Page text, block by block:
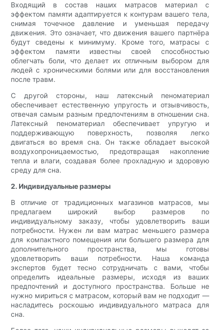
Входящий в состав наших матрасов материал с
эффектом памяти адаптируется к контурам вашего тела,
снимая точечное давление и уменьшая передачу
движения. Это означает, что движения вашего партнёра
будут сведены к минимуму. Кроме того, матрасы с
эффектом памяти известны своей способностью
облегчать боли, что делает их отличным выбором для
людей с хроническими болями или для восстановления
после травм.
С другой стороны, наш латексный пеноматериал
обеспечивает естественную упругость и отзывчивость,
отвечая самым разным предпочтениям в отношении сна.
Латексный пеноматериал обеспечивает упругую и
поддерживающую поверхность, позволяя легко
двигаться во время сна. Он также обладает высокой
воздухопроницаемостью, предотвращая накопление
тепла и влаги, создавая более прохладную и здоровую
среду для сна.
2. Индивидуальные размеры
В отличие от традиционных магазинов матрасов, мы
предлагаем широкий выбор размеров по
индивидуальному заказу, чтобы удовлетворить ваши
потребности. Нужен ли вам матрас меньшего размера
для компактного помещения или большего размера для
дополнительного пространства, мы готовы
удовлетворить ваши потребности. Наша команда
экспертов будет тесно сотрудничать с вами, чтобы
определить идеальные размеры, исходя из ваших
предпочтений и доступного пространства. Больше не
нужно мириться с матрасом, который вам не подходит —
насладитесь роскошью индивидуального матраса для
сна.